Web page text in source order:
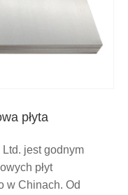
płyta
jest godnym
płyt
w Chinach. Od